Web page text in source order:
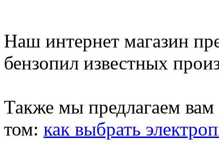
Наш интернет магазин
бензопил известных
Также мы предлагаем
том: как выбрать